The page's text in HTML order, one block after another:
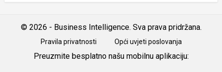
© 2026 - Business Intelligence. Sva prava pridržana.
Pravila privatnosti Opći uvjeti poslovanja
Preuzmite besplatno našu mobilnu aplikaciju: